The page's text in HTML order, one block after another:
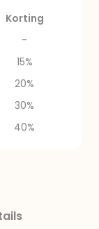
Korting
-
15%
20%
30%
40%